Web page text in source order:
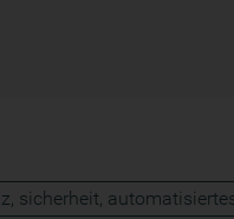
sicherheit,